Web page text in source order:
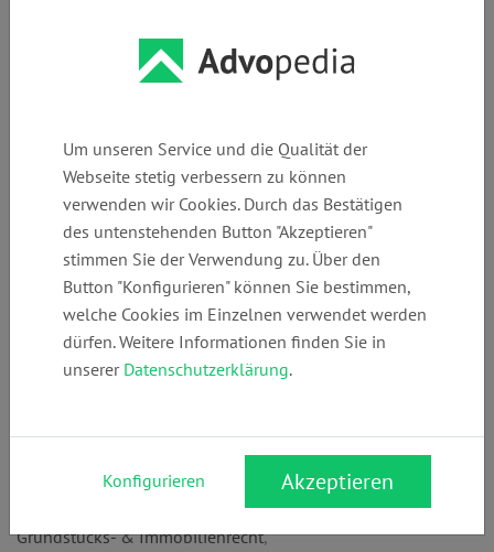
Rechtsanwalt Dr. jur. PETER
Telefon:
+49 (0)
35141746662
E-Mail:
info@rechtsanw
aelte-
neumann.de
Webseite:
www.rechtsanwa
elte-neumann.de
Grundstücks- & Immobilienrecht,
Um unseren Service und die Qualität der
Webseite stetig verbessern zu können
verwenden wir Cookies. Durch das Bestätigen
des untenstehenden Button "Akzeptieren"
stimmen Sie der Verwendung zu. Über den
Button "Konfigurieren" können Sie bestimmen,
welche Cookies im Einzelnen verwendet werden
dürfen. Weitere Informationen finden Sie in
unserer Datenschutzerklärung.
Konfigurieren Akzeptieren